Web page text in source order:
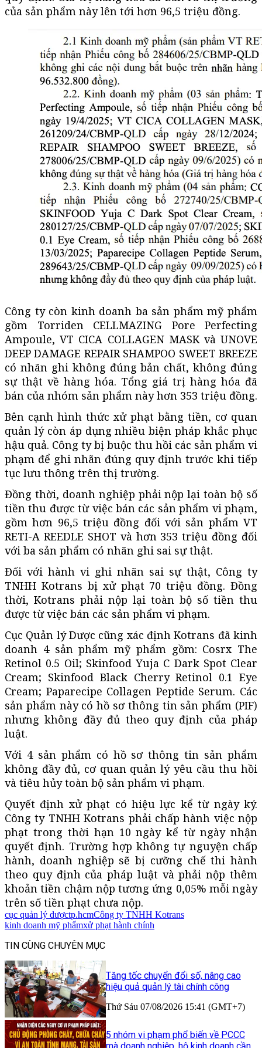
của sản phẩm này lên tới hơn 96,5 triệu đồng.
Công ty còn kinh doanh ba sản phẩm mỹ phẩm
gồm Torriden CELLMAZING Pore Perfecting
Ampoule, VT CICA COLLAGEN MASK và UNOVE
DEEP DAMAGE REPAIR SHAMPOO SWEET BREEZE
có nhãn ghi không đúng bản chất, không đúng
sự thật về hàng hóa. Tổng giá trị hàng hóa đã
bán của nhóm sản phẩm này hơn 353 triệu đồng.
Bên cạnh hình thức xử phạt bằng tiền, cơ quan
quản lý còn áp dụng nhiều biện pháp khắc phục
hậu quả. Công ty bị buộc thu hồi các sản phẩm vi
phạm để ghi nhãn đúng quy định trước khi tiếp
tục lưu thông trên thị trường.
Đồng thời, doanh nghiệp phải nộp lại toàn bộ số
tiền thu được từ việc bán các sản phẩm vi phạm,
gồm hơn 96,5 triệu đồng đối với sản phẩm VT
RETI-A REEDLE SHOT và hơn 353 triệu đồng đối
với ba sản phẩm có nhãn ghi sai sự thật.
Đối với hành vi ghi nhãn sai sự thật, Công ty
TNHH Kotrans bị xử phạt 70 triệu đồng. Đồng
thời, Kotrans phải nộp lại toàn bộ số tiền thu
được từ việc bán các sản phẩm vi phạm.
Cục Quản lý Dược cũng xác định Kotrans đã kinh
doanh 4 sản phẩm mỹ phẩm gồm: Cosrx The
Retinol 0.5 Oil; Skinfood Yuja C Dark Spot Clear
Cream; Skinfood Black Cherry Retinol 0.1 Eye
Cream; Paparecipe Collagen Peptide Serum. Các
sản phẩm này có hồ sơ thông tin sản phẩm (PIF)
nhưng không đầy đủ theo quy định của pháp
luật.
Với 4 sản phẩm có hồ sơ thông tin sản phẩm
không đầy đủ, cơ quan quản lý yêu cầu thu hồi
và tiêu hủy toàn bộ sản phẩm vi phạm.
Quyết định xử phạt có hiệu lực kể từ ngày ký.
Công ty TNHH Kotrans phải chấp hành việc nộp
phạt trong thời hạn 10 ngày kể từ ngày nhận
quyết định. Trường hợp không tự nguyện chấp
hành, doanh nghiệp sẽ bị cưỡng chế thi hành
theo quy định của pháp luật và phải nộp thêm
khoản tiền chậm nộp tương ứng 0,05% mỗi ngày
trên số tiền phạt chưa nộp.
cục quản lý dượctp.hcmCông ty TNHH Kotrans
kinh doanh mỹ phẩmxử phạt hành chính
TIN CÙNG CHUYÊN MỤC
Tăng tốc chuyển đổi số, nâng cao
hiệu quả quản lý tài chính công
Thứ Sáu 07/08/2026 15:41 (GMT+7)
5 nhóm vi phạm phổ biến về PCCC